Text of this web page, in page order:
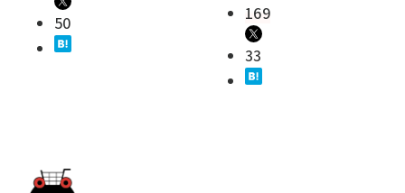
50
169
33